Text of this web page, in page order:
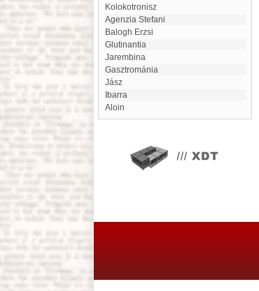
Kolokotronisz
Agenzia Stefani
Balogh Erzsi
Glutinantia
Jarembina
gasztrománia
jász
Ibarra
Aloin